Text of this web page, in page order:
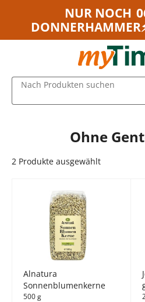
Zum Hauptinhalt springen
Zur Navigation springen
NUR NOCH
Nach Produkten suchen
Ohne
2 Produkte ausgewählt
Alnatura
Sonnenblumenkerne
500 g